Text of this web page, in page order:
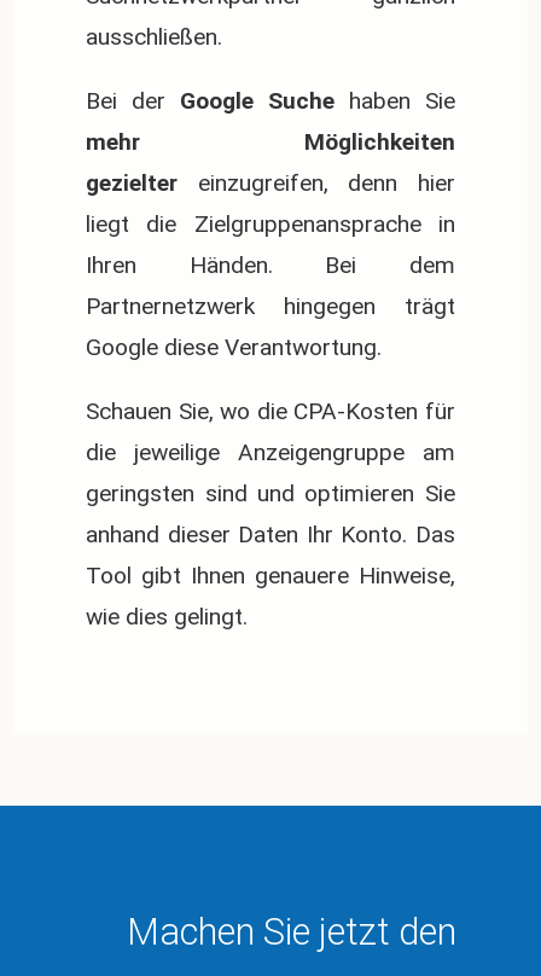
ausschließen.
Bei der Google Suchehaben Sie
mehr Möglichkeiten
gezielter einzugreifen, denn hier
liegt die Zielgruppenansprache in
Ihren Händen. Bei dem
Partnernetzwerk hingegen trägt
Google diese Verantwortung.
Schauen Sie, wo die CPA-Kosten für
die jeweilige Anzeigengruppe am
geringsten sind und optimieren Sie
anhand dieser Daten Ihr Konto. Das
Tool gibt Ihnen genauere Hinweise,
wie dies gelingt.
Machen Sie jetzt den